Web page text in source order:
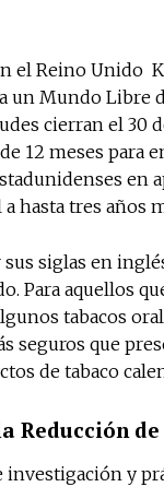
el Reino Unido
Mundo Libre
cierran el 30
12 meses para
en
hasta tres años
siglas en
Para aquellos
tabacos
seguros que
de tabaco
de
investigación y